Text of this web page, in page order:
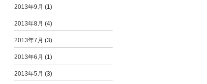
2013年9月 (1)
2013年8月 (4)
2013年7月 (3)
2013年6月 (1)
2013年5月 (3)